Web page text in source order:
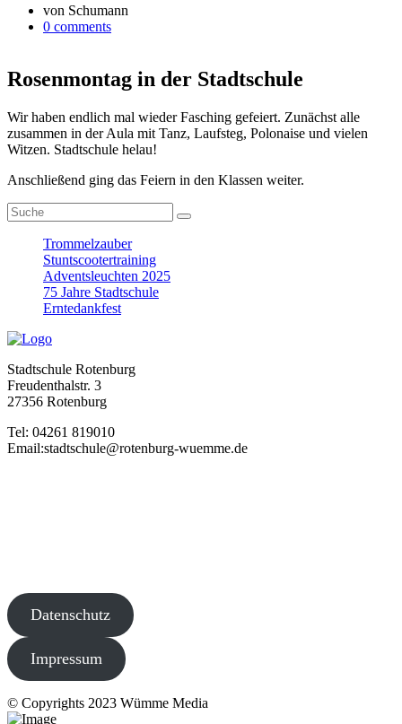
von Schumann
0 comments
Rosenmontag in der Stadtschule
Wir haben endlich mal wieder Fasching gefeiert. Zunächst alle
zusammen in der Aula mit Tanz, Laufsteg, Polonaise und vielen
Witzen. Stadtschule helau!
Anschließend ging das Feiern in den Klassen weiter.
Trommelzauber
Stuntscootertraining
Adventsleuchten 2025
75 Jahre Stadtschule
Erntedankfest
Stadtschule Rotenburg
Freudenthalstr. 3
27356 Rotenburg
Tel: 04261 819010
Email:stadtschule@rotenburg-wuemme.de
Datenschutz
Impressum
© Copyrights 2023 Wümme Media